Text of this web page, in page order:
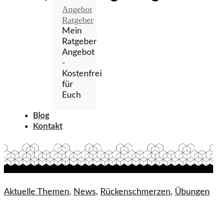
Angebot
Ratgeber
Mein
Ratgeber
Angebot
-
Kostenfrei
für
Euch
Blog
Kontakt
Aktuelle Themen, News, Rückenschmerzen, Übungen